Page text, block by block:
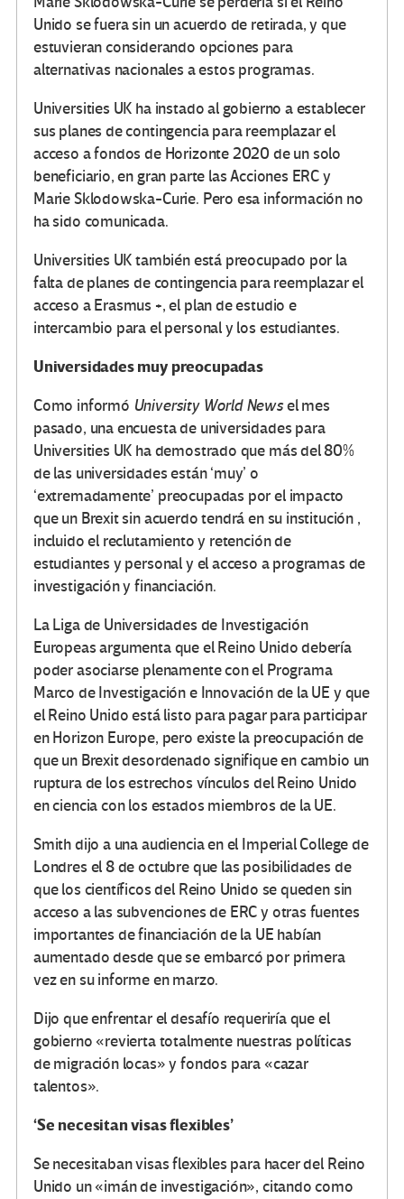
Unido se fuera sin un acuerdo de retirada, y que
estuvieran considerando opciones para
alternativas nacionales a estos programas.
Universities UK ha instado al gobierno a establecer
sus planes de contingencia para reemplazar el
acceso a fondos de Horizonte 2020 de un solo
beneficiario, en gran parte las Acciones ERC y
Marie Sklodowska-Curie. Pero esa información no
ha sido comunicada.
Universities UK también está preocupado por la
falta de planes de contingencia para reemplazar el
acceso a Erasmus +, el plan de estudio e
intercambio para el personal y los estudiantes.
Universidades muy preocupadas
Como informó University World Newsel mes
pasado, una encuesta de universidades para
Universities UK ha demostrado que más del 80%
de las universidades están ‘muy’ o
‘extremadamente’ preocupadas por el impacto
que un Brexit sin acuerdo tendrá en su institución ,
incluido el reclutamiento y retención de
estudiantes y personal y el acceso a programas de
investigación y financiación.
La Liga de Universidades de Investigación
Europeas argumenta que el Reino Unido debería
poder asociarse plenamente con el Programa
Marco de Investigación e Innovación de la UE y que
el Reino Unido está listo para pagar para participar
en Horizon Europe, pero existe la preocupación de
que un Brexit desordenado signifique en cambio un
ruptura de los estrechos vínculos del Reino Unido
en ciencia con los estados miembros de la UE.
Smith dijo a una audiencia en el Imperial College de
Londres el 8 de octubre que las posibilidades de
que los científicos del Reino Unido se queden sin
acceso a las subvenciones de ERC y otras fuentes
importantes de financiación de la UE habían
aumentado desde que se embarcó por primera
vez en su informe en marzo.
Dijo que enfrentar el desafío requeriría que el
gobierno «revierta totalmente nuestras políticas
de migración locas» y fondos para «cazar
talentos».
‘Se necesitan visas flexibles’
Se necesitaban visas flexibles para hacer del Reino
Unido un «imán de investigación», citando como